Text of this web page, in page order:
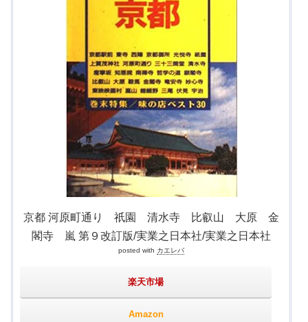
京都 河原町通り 祇園 清水寺 比叡山 大原 金
閣寺 嵐 第９改訂版/実業之日本社/実業之日本社
posted with カエレバ
楽天市場
Amazon